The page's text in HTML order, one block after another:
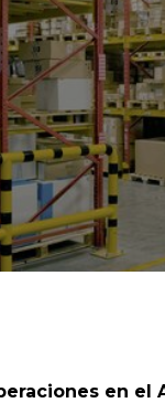
en el